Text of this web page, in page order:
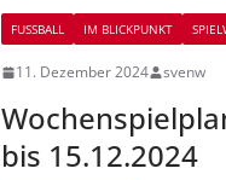
FUSSBALL IM BLICKPUNKT
11. Dezember 2024 svenw
bis 15.12.2024